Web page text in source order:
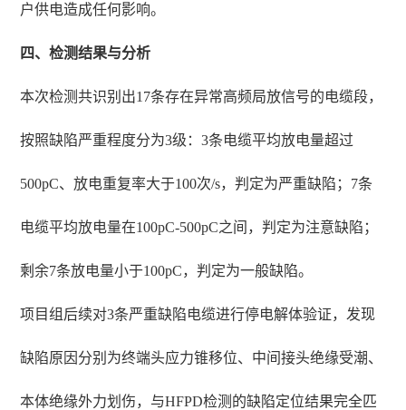
户供电造成任何影响。
四、检测结果与分析
本次检测共识别出17条存在异常高频局放信号的电缆段，
按照缺陷严重程度分为3级：3条电缆平均放电量超过
500pC、放电重复率大于100次/s，判定为严重缺陷；7条
电缆平均放电量在100pC-500pC之间，判定为注意缺陷；
剩余7条放电量小于100pC，判定为一般缺陷。
项目组后续对3条严重缺陷电缆进行停电解体验证，发现
缺陷原因分别为终端头应力锥移位、中间接头绝缘受潮、
本体绝缘外力划伤，与HFPD检测的缺陷定位结果完全匹